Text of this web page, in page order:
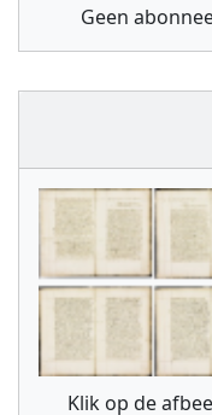
Geen
Klik op de